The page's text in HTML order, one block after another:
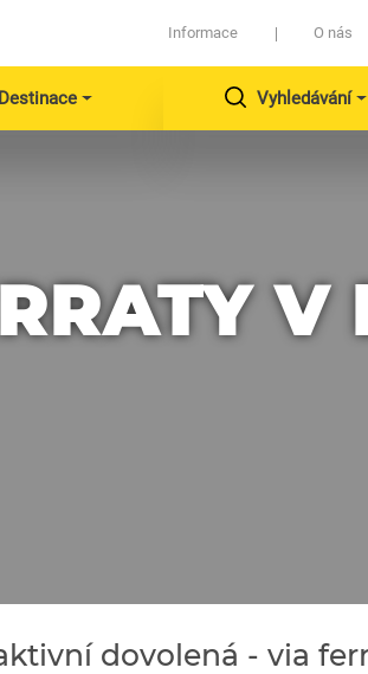
Informace O nás
Destinace Vyhledávání
V
dovolená - via